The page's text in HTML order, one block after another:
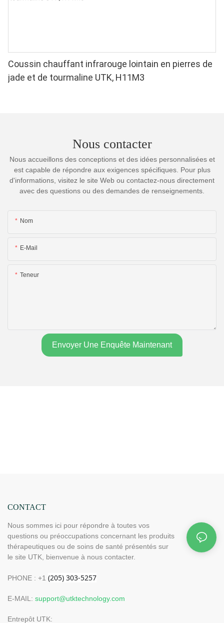
Coussin chauffant infrarouge lointain en pierres de
jade et de tourmaline UTK, H11M3
Nous contacter
Nous accueillons des conceptions et des idées personnalisées et
est capable de répondre aux exigences spécifiques. Pour plus
d'informations, visitez le site Web ou contactez-nous directement
avec des questions ou des demandes de renseignements.
Nom
E-Mail
Teneur
Envoyer Une Enquête Maintenant
CONTACT
Nous sommes ici pour répondre à toutes vos
questions ou préoccupations concernant les produits
thérapeutiques ou de soins de santé présentés sur
le site UTK, bienvenue à nous contacter.
PHONE : +1
E-MAIL: support@utktechnology.com
Entrepôt UTK: